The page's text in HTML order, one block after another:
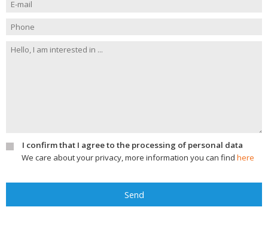
I confirm that I agree to the processing of personal data
We care about your privacy, more information you can find here
Send